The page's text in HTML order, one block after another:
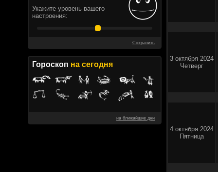
Укажите уровень вашего
настроения:
Сохранить
Гороскоп на сегодня
на ближайшие дни
3 октября 2024
Четверг
4 октября 2024
Пятница